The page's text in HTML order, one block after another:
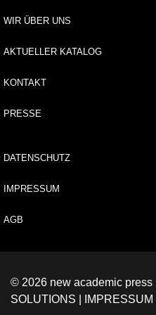
e
ei
ni
B
o
s
i
h
WIR ÜBER UNS
AKTUELLER KATALOG
KONTAKT
PRESSE
DATENSCHUTZ
IMPRESSUM
AGB
© 2026 new academic press
SOLUTIONS
IMPRESSUM